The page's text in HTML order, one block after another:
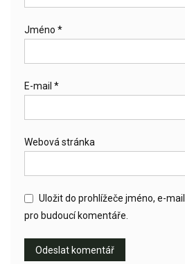
Jméno *
E-mail *
Webová stránka
Uložit do prohlížeče jméno, e-
pro budoucí komentáře.